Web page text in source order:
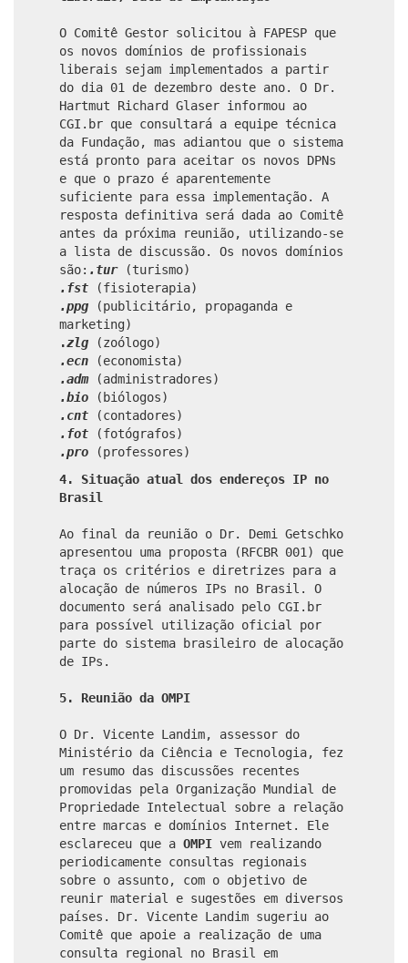
O Comitê Gestor solicitou à FAPESP que
os novos domínios de profissionais
liberais sejam implementados a partir
do dia 01 de dezembro deste ano. O Dr.
Hartmut Richard Glaser informou ao
CGI.br que consultará a equipe técnica
da Fundação, mas adiantou que o sistema
está pronto para aceitar os novos DPNs
e que o prazo é aparentemente
suficiente para essa implementação. A
resposta definitiva será dada ao Comitê
antes da próxima reunião, utilizando-se
a lista de discussão. Os novos domínios
são: .tur(turismo)
.fst (fisioterapia)
.ppg (publicitário, propaganda e
marketing)
.zlg (zoólogo)
.ecn (economista)
.adm(administradores)
.bio (biólogos)
.cnt (contadores)
.fot (fotógrafos)
.pro (professores)
4. Situação atual dos endereços IP no
Brasil
Ao final da reunião o Dr. Demi Getschko
apresentou uma proposta (RFCBR 001) que
traça os critérios e diretrizes para a
alocação de números IPs no Brasil. O
documento será analisado pelo CGI.br
para possível utilização oficial por
parte do sistema brasileiro de alocação
de IPs.
5. Reunião da OMPI
O Dr. Vicente Landim, assessor do
Ministério da Ciência e Tecnologia, fez
um resumo das discussões recentes
promovidas pela Organização Mundial de
Propriedade Intelectual sobre a relação
entre marcas e domínios Internet. Ele
esclareceu que a OMPI vem realizando
periodicamente consultas regionais
sobre o assunto, com o objetivo de
reunir material e sugestões em diversos
países. Dr. Vicente Landim sugeriu ao
Comitê que apoie a realização de uma
consulta regional no Brasil em